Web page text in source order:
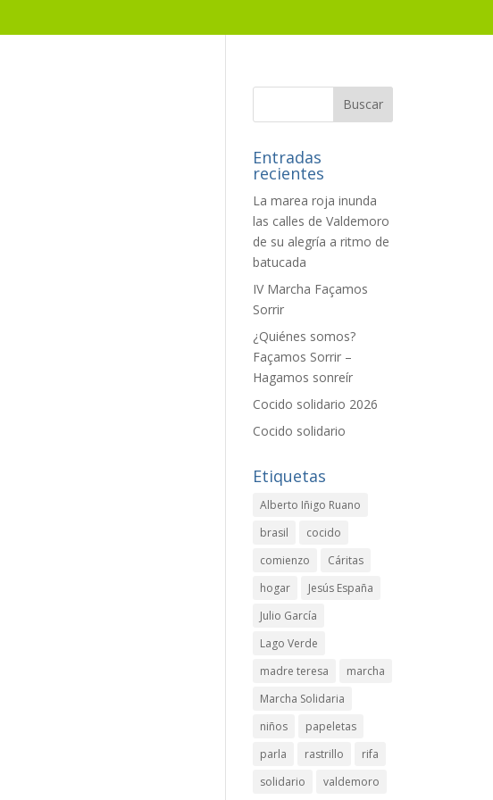
Entradas
recientes
La marea roja inunda
las calles de Valdemoro
de su alegría a ritmo de
batucada
IV Marcha Façamos
Sorrir
¿Quiénes somos?
Façamos Sorrir –
Hagamos sonreír
Cocido solidario 2026
Cocido solidario
Etiquetas
Alberto Iñigo Ruano
brasil
cocido
comienzo
Cáritas
hogar
Jesús España
Julio García
Lago Verde
madre teresa
marcha
Marcha Solidaria
niños
papeletas
parla
rastrillo
rifa
solidario
valdemoro